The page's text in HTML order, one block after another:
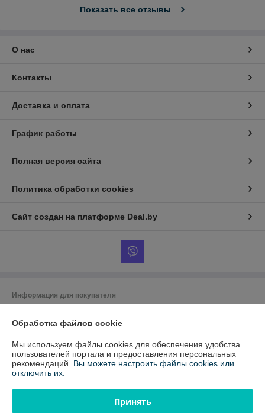
Показать все отзывы
О нас
Контакты
Доставка и оплата
График работы
Полная версия сайта
Политика обработки cookies
Сайт создан на платформе Deal.by
Информация для покупателя
220024, г.Минск, ул. Бабушкина, 54, оф.1
Регистрационный номер ЕГР: 192317030
УНП: 192317030
Дата регистрации компании: 05.08.2014
Обработка файлов cookie
Мы используем файлы cookies для обеспечения удобства
пользователей портала и предоставления персональных
рекомендаций. Вы можете настроить файлы cookies или
отключить их.
Принять